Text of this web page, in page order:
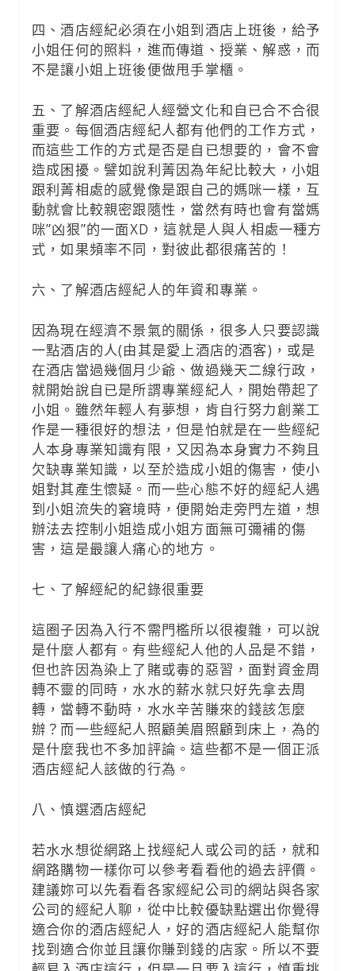
四、酒店經紀必須在小姐到酒店上班後，給予
小姐任何的照料，進而傳道、授業、解惑，而
不是讓小姐上班後便做甩手掌櫃。
五、了解酒店經紀人經營文化和自已合不合很
重要。每個酒店經紀人都有他們的工作方式，
而這些工作的方式是否是自已想要的，會不會
造成困擾。譬如說利菁因為年紀比較大，小姐
跟利菁相處的感覺像是跟自己的媽咪一樣，互
動就會比較親密跟隨性，當然有時也會有當媽
咪”凶狠”的一面XD，這就是人與人相處一種方
式，如果頻率不同，對彼此都很痛苦的！
六、了解酒店經紀人的年資和專業。
因為現在經濟不景氣的關係，很多人只要認識
一點酒店的人(由其是愛上酒店的酒客)，或是
在酒店當過幾個月少爺、做過幾天二線行政，
就開始說自已是所謂專業經紀人，開始帶起了
小姐。雖然年輕人有夢想，肯自行努力創業工
作是一種很好的想法，但是怕就是在一些經紀
人本身專業知識有限，又因為本身實力不夠且
欠缺專業知識，以至於造成小姐的傷害，使小
姐對其產生懷疑。而一些心態不好的經紀人遇
到小姐流失的窘境時，便開始走旁門左道，想
辦法去控制小姐造成小姐方面無可彌補的傷
害，這是最讓人痛心的地方。
七、了解經紀的紀錄很重要
這圈子因為入行不需門檻所以很複雜，可以說
是什麼人都有。有些經紀人他的人品是不錯，
但也許因為染上了賭或毒的惡習，面對資金周
轉不靈的同時，水水的薪水就只好先拿去周
轉，當轉不動時，水水辛苦賺來的錢該怎麼
辦？而一些經紀人照顧美眉照顧到床上，為的
是什麼我也不多加評論。這些都不是一個正派
酒店經紀人該做的行為。
八、慎選酒店經紀
若水水想從網路上找經紀人或公司的話，就和
網路購物一樣你可以參考看看他的過去評價。
建議妳可以先看看各家經紀公司的網站與各家
公司的經紀人聊，從中比較優缺點選出你覺得
適合你的酒店經紀人，好的酒店經紀人能幫你
找到適合你並且讓你賺到錢的店家。所以不要